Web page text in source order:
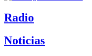
Radio
Noticias